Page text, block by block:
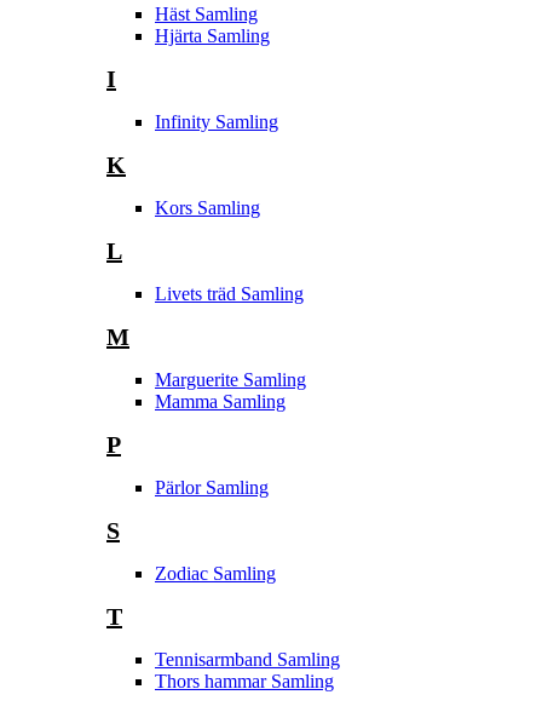
Häst Samling
Hjärta Samling
I
Infinity Samling
K
Kors Samling
L
Livets träd Samling
M
Marguerite Samling
Mamma Samling
P
Pärlor Samling
S
Zodiac Samling
T
Tennisarmband Samling
Thors hammar Samling